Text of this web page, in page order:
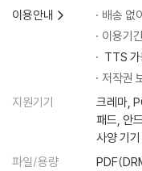
이용안내
배송 없
이용기
TTS 가
저작권
지원기기
크레마,
패드, 안
사양 기
파일/용량